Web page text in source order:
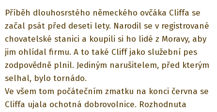
Příběh dlouhosrstého německého ovčáka Cliffa se
začal psát před deseti lety. Narodil se v registrované
chovatelské stanici a koupili si ho lidé z Moravy, aby
jim ohlídal firmu. A to také Cliff jako služební pes
zodpovědně plnil. Jediným narušitelem, před kterým
selhal, bylo tornádo.
Ve všem tom počátečním zmatku na konci června se
Cliffa ujala ochotná dobrovolnice. Rozhodnuta